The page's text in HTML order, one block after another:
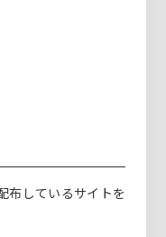
布しているサイトを